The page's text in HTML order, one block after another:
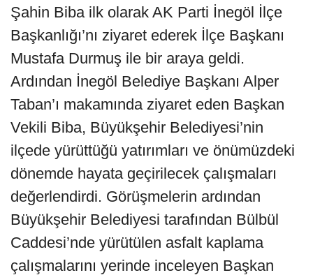
Şahin Biba ilk olarak AK Parti İnegöl İlçe
Başkanlığı’nı ziyaret ederek İlçe Başkanı
Mustafa Durmuş ile bir araya geldi.
Ardından İnegöl Belediye Başkanı Alper
Taban’ı makamında ziyaret eden Başkan
Vekili Biba, Büyükşehir Belediyesi’nin
ilçede yürüttüğü yatırımları ve önümüzdeki
dönemde hayata geçirilecek çalışmaları
değerlendirdi. Görüşmelerin ardından
Büyükşehir Belediyesi tarafından Bülbül
Caddesi’nde yürütülen asfalt kaplama
çalışmalarını yerinde inceleyen Başkan